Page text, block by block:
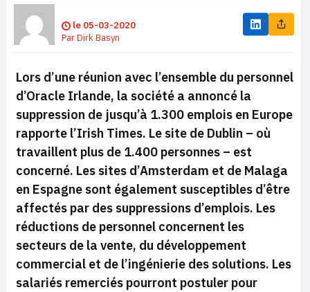
le 05-03-2020
ParDirk Basyn
Lors d’une réunion avec l’ensemble du personnel
d’Oracle Irlande, la société a annoncé la
suppression de jusqu’à 1.300 emplois en Europe
rapporte l’Irish Times. Le site de Dublin – où
travaillent plus de 1.400 personnes – est
concerné. Les sites d’Amsterdam et de Malaga
en Espagne sont également susceptibles d’être
affectés par des suppressions d’emplois. Les
réductions de personnel concernent les
secteurs de la vente, du développement
commercial et de l’ingénierie des solutions. Les
salariés remerciés pourront postuler pour